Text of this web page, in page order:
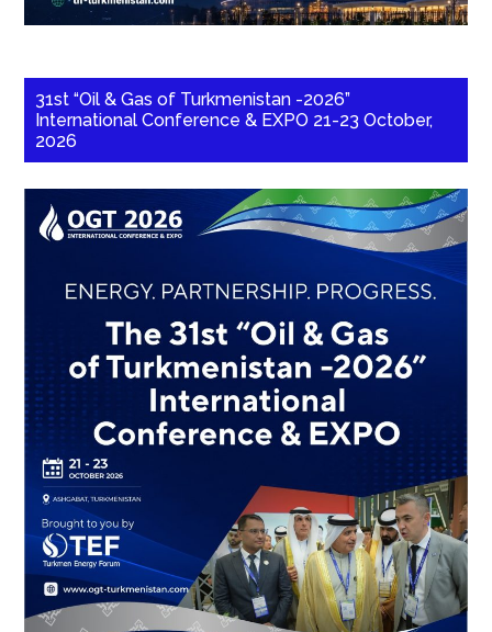
31st “Oil & Gas of Turkmenistan -2026”
International Conference & EXPO 21-23 October,
2026